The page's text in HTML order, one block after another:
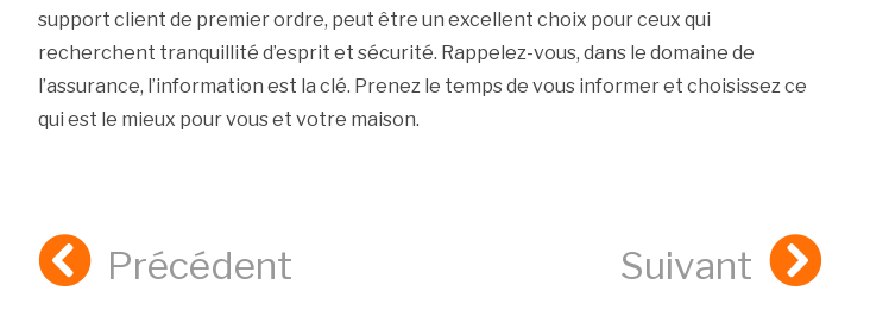
support client de premier ordre, peut être un excellent choix pour ceux qui
recherchent tranquillité d’esprit et sécurité. Rappelez-vous, dans le domaine de
l’assurance, l’information est la clé. Prenez le temps de vous informer et choisissez ce
qui est le mieux pour vous et votre maison.
Précédent Suivant